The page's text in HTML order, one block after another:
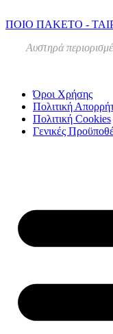
ΠΟΙΟ ΠΑΚΕΤΟ -
Αυστηρά
Όροι Χρήσης
Πολιτική
Πολιτική Cookies
Γενικές